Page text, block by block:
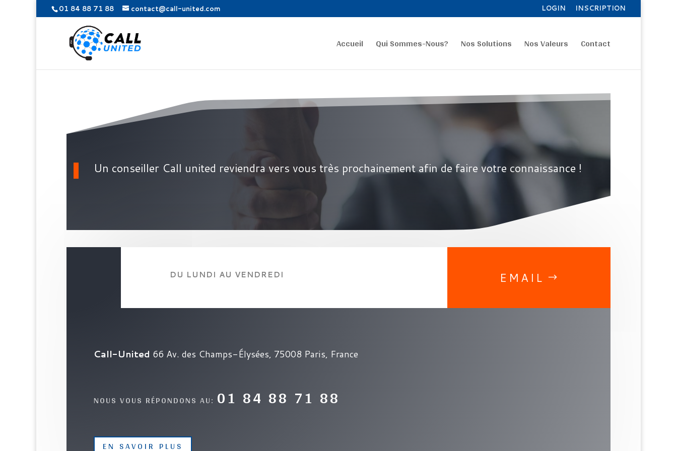
01 84 88 71 88 contact@call-united.com LOGIN INSCRIPTION
Accueil Qui Sommes-Nous? Nos Solutions Nos Valeurs Contact
Un conseiller Call united reviendra vers vous très prochainement afin de faire votre connaissance !
DU LUNDI AU VENDREDI EMAIL
Call-United 66 Av. des Champs-Élysées, 75008 Paris, France
NOUS VOUS RÉPONDONS AU: 01 84 88 71 88
EN SAVOIR PLUS